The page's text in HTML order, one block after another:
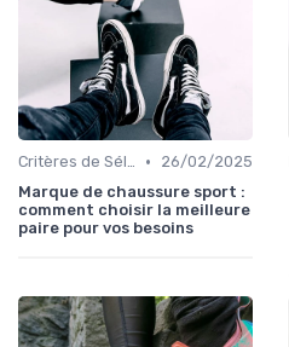
Critères de Sélection •
26/02/2025
Marque de chaussure sport :
comment choisir la meilleure
paire pour vos besoins